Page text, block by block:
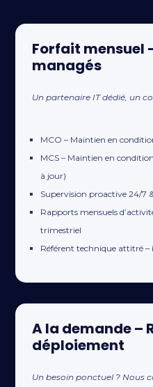
Forfait mensuel
managés
Un partenaire IT dédié, un
MCO – Maintien en
MCS – Maintien en
à jour)
Supervision proactive 24/7
Rapports mensuels
trimestriel
Référent technique attitré
A la demande –
déploiement
Un besoin ponctuel ? Nous